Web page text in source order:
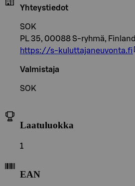
Yhteystiedot
SOK
PL 35, 00088 S-ryhmä, Finland
https://s-kuluttajaneuvonta.fi
Valmistaja
SOK
Laatuluokka
1
EAN